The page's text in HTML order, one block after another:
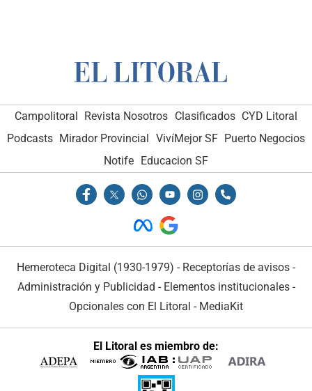
Campolitoral Revista Nosotros Clasificados CYD Litoral
Podcasts Mirador Provincial VivíMejor SF Puerto Negocios
Notife Educacion SF
Hemeroteca Digital (1930-1979) - Receptorías de avisos -
Administración y Publicidad - Elementos institucionales-
Opcionales con El Litoral - MediaKit
El Litoral es miembro de: